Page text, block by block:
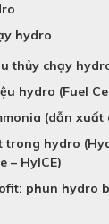
hydro
thủy chạy
hydro (Fuel
(dẫn xuất
trong hydro
– HyICE)
phun hydro